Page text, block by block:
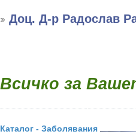
Доц. Д-р Радослав
Всичко за
Каталог - Заболявания